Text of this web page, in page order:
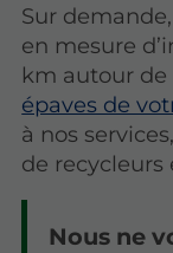
Sur
en mesure
km autour
épaves de
à nos
de recycleurs
Nous ne